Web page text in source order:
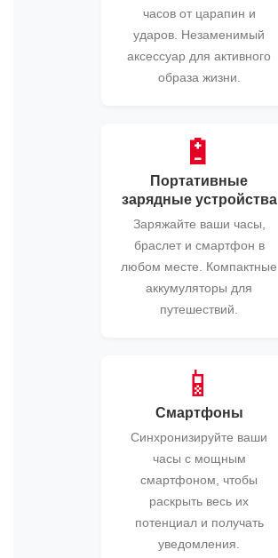
часов от царапин и
ударов. Незаменимый
аксессуар для активного
образа жизни.
🔋
Портативные
зарядные устройства
Заряжайте ваши часы,
браслет и смартфон в
любом месте. Компактные
аккумуляторы для
путешествий.
📱
Смартфоны
Синхронизируйте ваши
часы с мощным
смартфоном, чтобы
раскрыть весь их
потенциал и получать
уведомления.